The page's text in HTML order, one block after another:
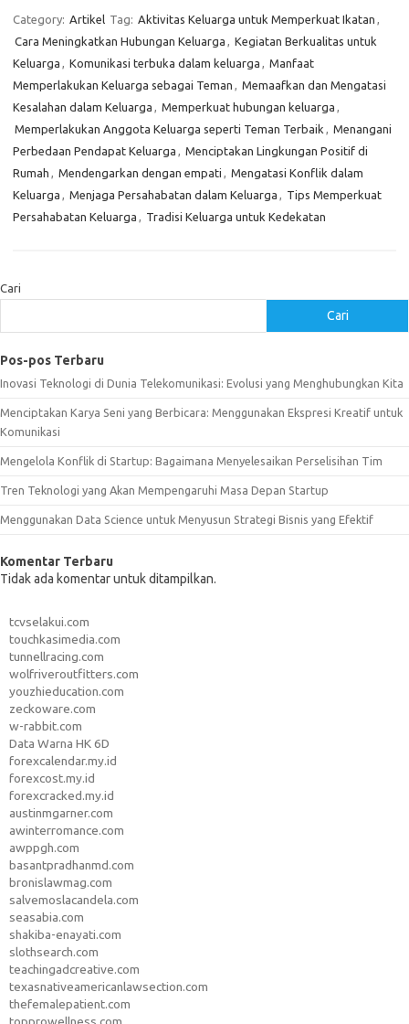
Category: Artikel Tag: Aktivitas Keluarga untuk Memperkuat Ikatan ,
Cara Meningkatkan Hubungan Keluarga , Kegiatan Berkualitas untuk
Keluarga , Komunikasi terbuka dalam keluarga , Manfaat
Memperlakukan Keluarga sebagai Teman , Memaafkan dan Mengatasi
Kesalahan dalam Keluarga , Memperkuat hubungan keluarga ,
Memperlakukan Anggota Keluarga seperti Teman Terbaik , Menangani
Perbedaan Pendapat Keluarga , Menciptakan Lingkungan Positif di
Rumah , Mendengarkan dengan empati , Mengatasi Konflik dalam
Keluarga , Menjaga Persahabatan dalam Keluarga , Tips Memperkuat
Persahabatan Keluarga , Tradisi Keluarga untuk Kedekatan
Cari
Cari
Pos-pos Terbaru
Inovasi Teknologi di Dunia Telekomunikasi: Evolusi yang Menghubungkan Kita
Menciptakan Karya Seni yang Berbicara: Menggunakan Ekspresi Kreatif untuk
Komunikasi
Mengelola Konflik di Startup: Bagaimana Menyelesaikan Perselisihan Tim
Tren Teknologi yang Akan Mempengaruhi Masa Depan Startup
Menggunakan Data Science untuk Menyusun Strategi Bisnis yang Efektif
Komentar Terbaru
Tidak ada komentar untuk ditampilkan.
tcvselakui.com
touchkasimedia.com
tunnellracing.com
wolfriveroutfitters.com
youzhieducation.com
zeckoware.com
w-rabbit.com
Data Warna HK 6D
forexcalendar.my.id
forexcost.my.id
forexcracked.my.id
austinmgarner.com
awinterromance.com
awppgh.com
basantpradhanmd.com
bronislawmag.com
salvemoslacandela.com
seasabia.com
shakiba-enayati.com
slothsearch.com
teachingadcreative.com
texasnativeamericanlawsection.com
thefemalepatient.com